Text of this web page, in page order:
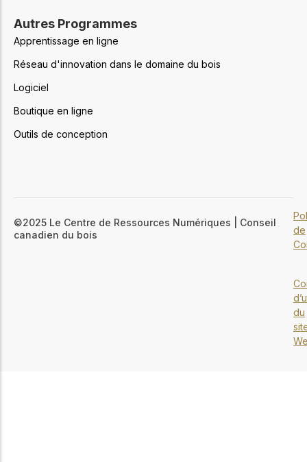
Autres Programmes
Apprentissage en ligne
Réseau d'innovation dans le domaine du bois
Logiciel
Boutique en ligne
Outils de conception
©2025 Le Centre de Ressources Numériques | Conseil
canadien du bois
de
du